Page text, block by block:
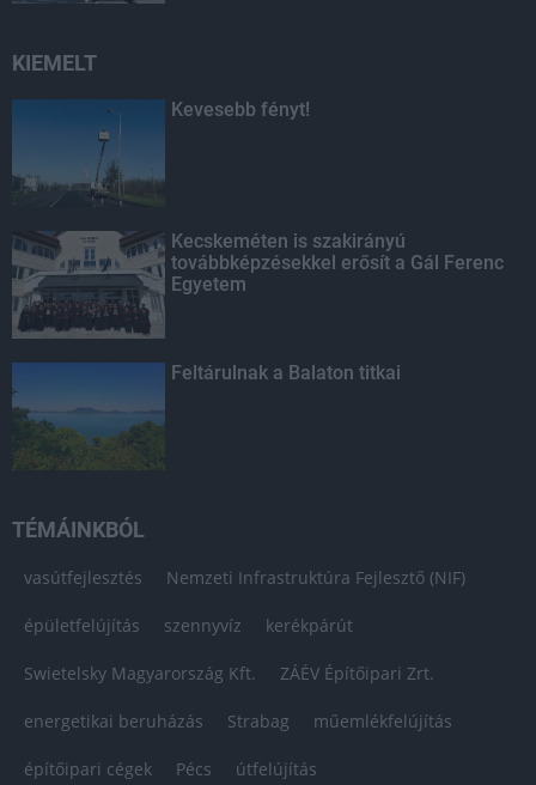
KIEMELT
Kevesebb fényt!
Kecskeméten is szakirányú
továbbképzésekkel erősít a Gál Ferenc
Egyetem
Feltárulnak a Balaton titkai
TÉMÁINKBÓL
vasútfejlesztés Nemzeti Infrastruktúra Fejlesztő (NIF)
épületfelújítás szennyvíz kerékpárút
Swietelsky Magyarország Kft. ZÁÉV Építőipari Zrt.
energetikai beruházás Strabag műemlékfelújítás
építőipari cégek Pécs útfelújítás